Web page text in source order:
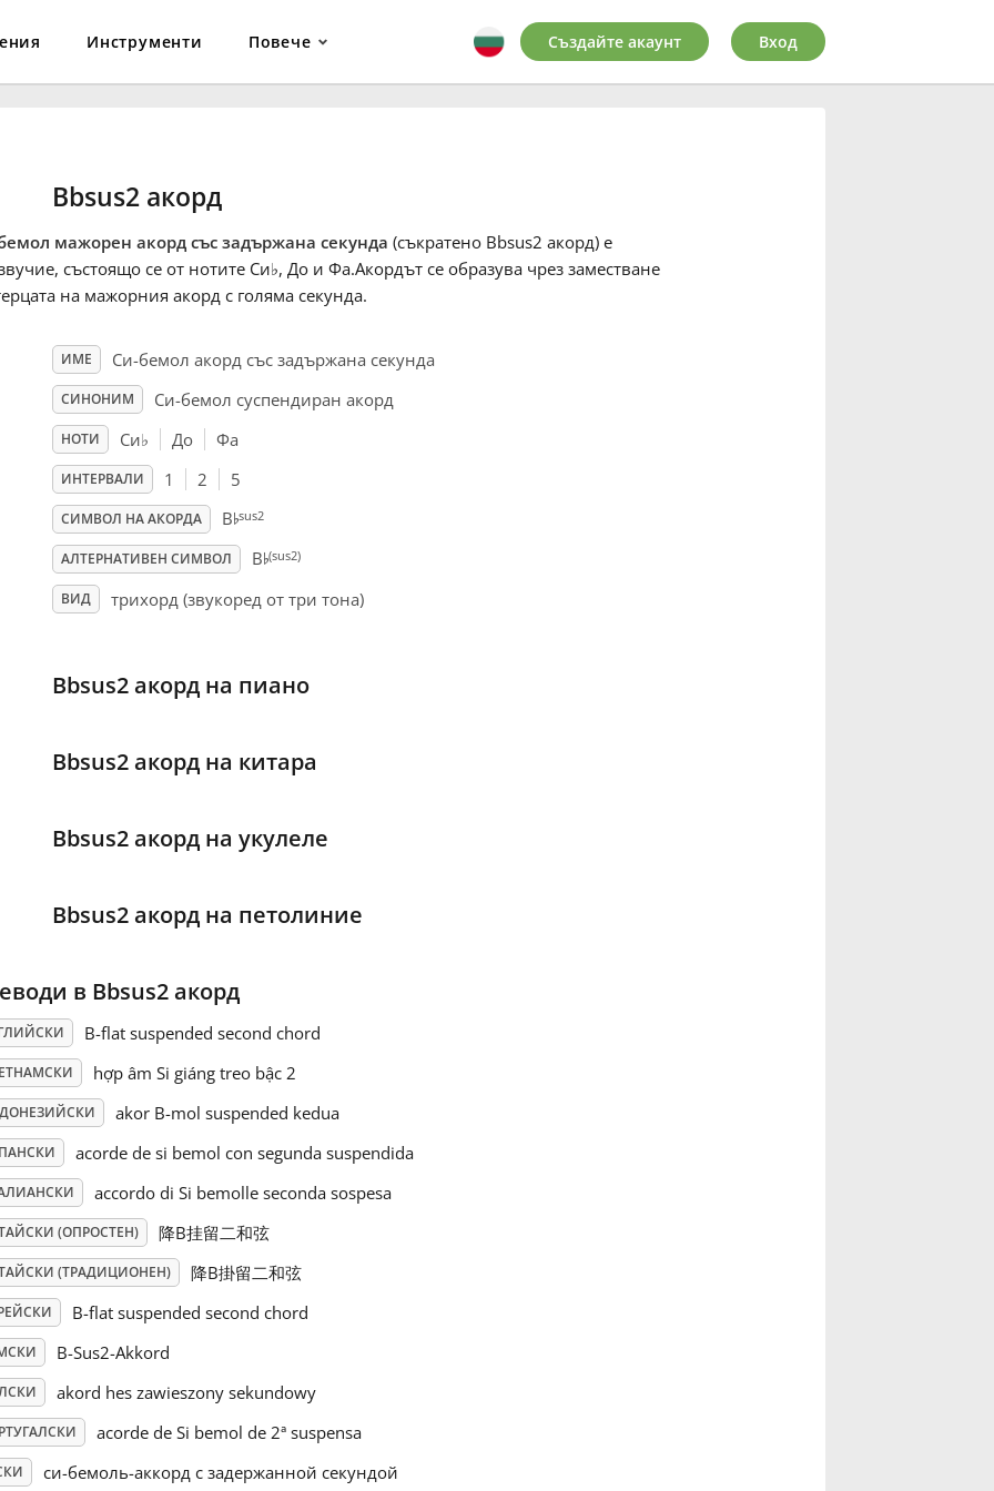
Инструменти Повече Създайте акаунт Вход
Bbsus2 акорд
мажорен акорд със задържана секунда (съкратено Bbsus2 акорд) е
състоящо се от нотите Си♭, До и Фа.Акордът се образува чрез заместване
на мажорния акорд с голяма секунда.
ИМЕ Си-бемол акорд със задържана секунда
СИНОНИМ Си-бемол суспендиран акорд
НОТИ Си♭ До Фа
ИНТЕРВАЛИ 1 2 5
СИМВОЛ НА АКОРДА B♭sus2
АЛТЕРНАТИВЕН СИМВОЛ B♭(sus2)
ВИД трихорд (звукоред от три тона)
Bbsus2 акорд на пиано
Bbsus2 акорд на китара
Bbsus2 акорд на укулеле
Bbsus2 акорд на петолиние
в Bbsus2 акорд
B-flat suspended second chord
hợp âm Si giáng treo bậc 2
akor B-mol suspended kedua
acorde de si bemol con segunda suspendida
accordo di Si bemolle seconda sospesa
(ОПРОСТЕН) 降B挂留二和弦
(ТРАДИЦИОНЕН) 降B掛留二和弦
B-flat suspended second chord
B-Sus2-Akkord
akord hes zawieszony sekundowy
acorde de Si bemol de 2ª suspensa
си-бемоль-аккорд с задержанной секундой